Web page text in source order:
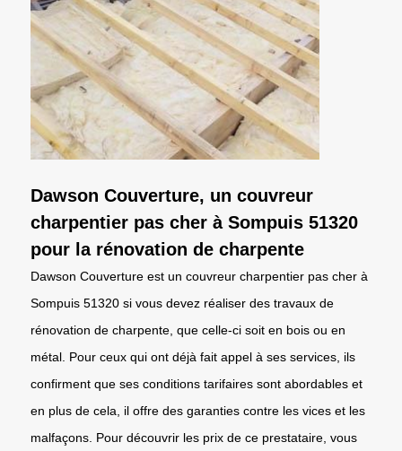
Dawson Couverture, un couvreur
charpentier pas cher à Sompuis 51320
pour la rénovation de charpente
Dawson Couverture est un couvreur charpentier pas cher à
Sompuis 51320 si vous devez réaliser des travaux de
rénovation de charpente, que celle-ci soit en bois ou en
métal. Pour ceux qui ont déjà fait appel à ses services, ils
confirment que ses conditions tarifaires sont abordables et
en plus de cela, il offre des garanties contre les vices et les
malfaçons. Pour découvrir les prix de ce prestataire, vous